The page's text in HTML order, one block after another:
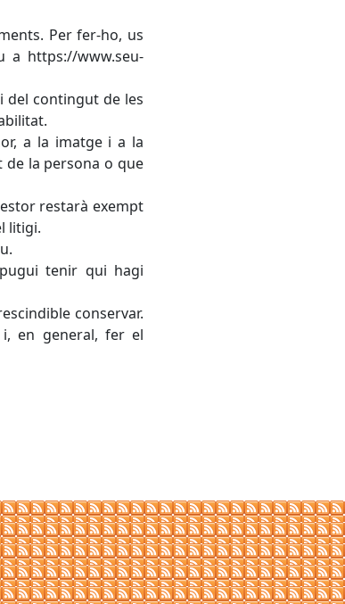
Per fer-ho, us
a https://www.seu-
del contingut de les
a la imatge i a la
la persona o que
restarà exempt
litigi.
tenir qui hagi
conservar.
en general, fer el